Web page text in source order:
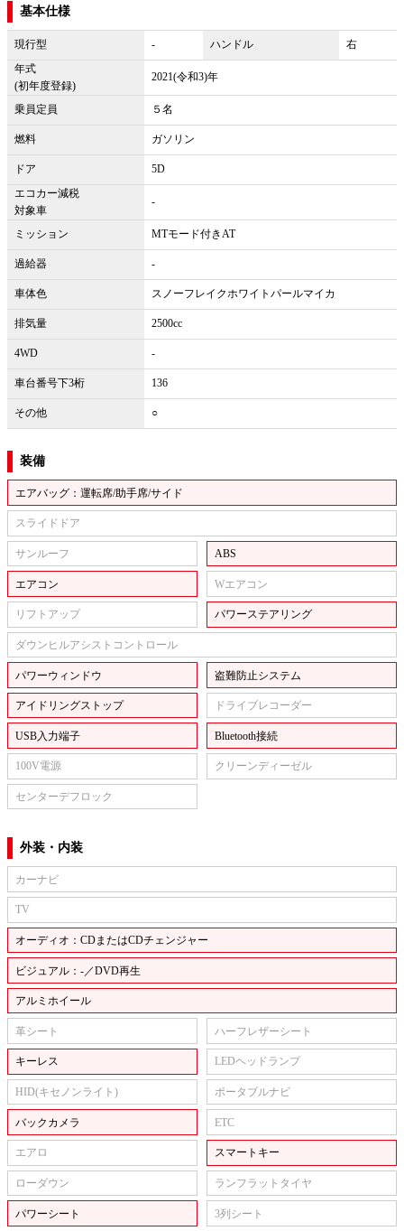
基本仕様
現行型 - ハンドル
右
年式
(初年度登録)
2021(令和3)年
乗員定員 ５名
燃料 ガソリン
ドア
5D
エコカー減税
対象車
-
ミッション MTモード付きAT
過給器 -
車体色 スノーフレイクホワイトパールマイカ
排気量 2500cc
4WD -
車台番号下3桁 136
その他 ○
装備
エアバッグ：運転席/助手席/サイド
スライドドア
サンルーフ ABS
エアコン Wエアコン
リフトアップ パワーステアリング
ダウンヒルアシストコントロール
パワーウィンドウ 盗難防止システム
アイドリングストップ ドライブレコーダー
USB入力端子 Bluetooth接続
100V電源 クリーンディーゼル
センターデフロック
外装・内装
カーナビ
TV
オーディオ：CDまたはCDチェンジャー
ビジュアル：-／DVD再生
アルミホイール
革シート ハーフレザーシート
キーレス LEDヘッドランプ
HID(キセノンライト) ポータブルナビ
バックカメラ ETC
エアロ スマートキー
ローダウン ランフラットタイヤ
パワーシート 3列シート